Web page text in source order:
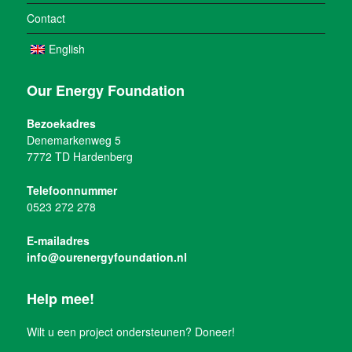
Contact
English
Our Energy Foundation
Bezoekadres
Denemarkenweg 5
7772 TD Hardenberg
Telefoonnummer
0523 272 278
E-mailadres
info@ourenergyfoundation.nl
Help mee!
Wilt u een project ondersteunen? Doneer!